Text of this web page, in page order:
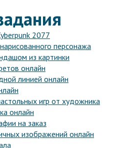
2077
персонажа
из картинки
онлайн
линией онлайн
игр от художника
онлайн
на заказ
изображений онлайн